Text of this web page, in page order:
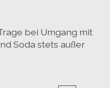
bei Umgang mit
Soda stets außer